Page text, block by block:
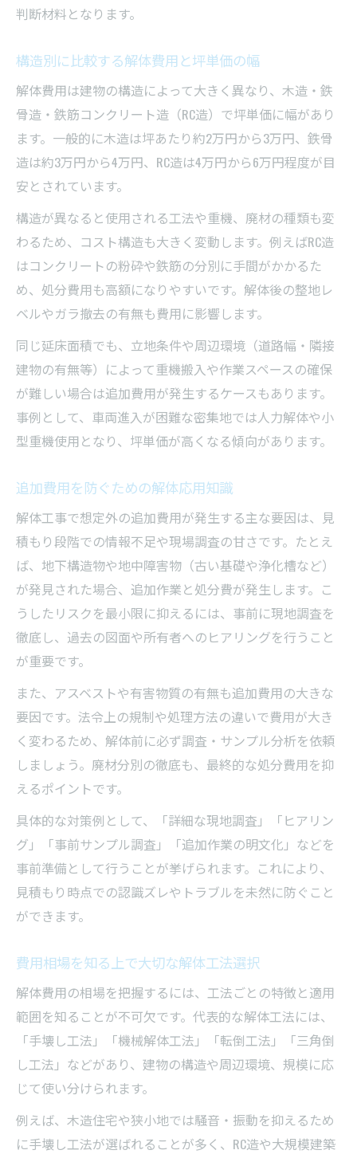
判断材料となります。
構造別に比較する解体費用と坪単価の幅
解体費用は建物の構造によって大きく異なり、木造・鉄
骨造・鉄筋コンクリート造（RC造）で坪単価に幅があり
ます。一般的に木造は坪あたり約2万円から3万円、鉄骨
造は約3万円から4万円、RC造は4万円から6万円程度が目
安とされています。
構造が異なると使用される工法や重機、廃材の種類も変
わるため、コスト構造も大きく変動します。例えばRC造
はコンクリートの粉砕や鉄筋の分別に手間がかかるた
め、処分費用も高額になりやすいです。解体後の整地レ
ベルやガラ撤去の有無も費用に影響します。
同じ延床面積でも、立地条件や周辺環境（道路幅・隣接
建物の有無等）によって重機搬入や作業スペースの確保
が難しい場合は追加費用が発生するケースもあります。
事例として、車両進入が困難な密集地では人力解体や小
型重機使用となり、坪単価が高くなる傾向があります。
追加費用を防ぐための解体応用知識
解体工事で想定外の追加費用が発生する主な要因は、見
積もり段階での情報不足や現場調査の甘さです。たとえ
ば、地下構造物や地中障害物（古い基礎や浄化槽など）
が発見された場合、追加作業と処分費が発生します。こ
うしたリスクを最小限に抑えるには、事前に現地調査を
徹底し、過去の図面や所有者へのヒアリングを行うこと
が重要です。
また、アスベストや有害物質の有無も追加費用の大きな
要因です。法令上の規制や処理方法の違いで費用が大き
く変わるため、解体前に必ず調査・サンプル分析を依頼
しましょう。廃材分別の徹底も、最終的な処分費用を抑
えるポイントです。
具体的な対策例として、「詳細な現地調査」「ヒアリン
グ」「事前サンプル調査」「追加作業の明文化」などを
事前準備として行うことが挙げられます。これにより、
見積もり時点での認識ズレやトラブルを未然に防ぐこと
ができます。
費用相場を知る上で大切な解体工法選択
解体費用の相場を把握するには、工法ごとの特徴と適用
範囲を知ることが不可欠です。代表的な解体工法には、
「手壊し工法」「機械解体工法」「転倒工法」「三角倒
し工法」などがあり、建物の構造や周辺環境、規模に応
じて使い分けられます。
例えば、木造住宅や狭小地では騒音・振動を抑えるため
に手壊し工法が選ばれることが多く、RC造や大規模建築